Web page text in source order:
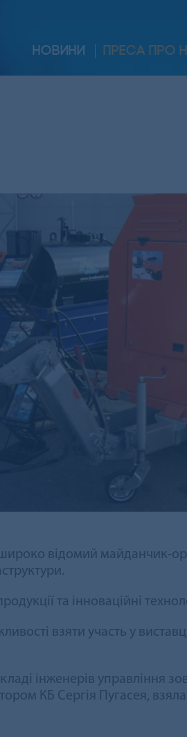
НОВИНИ ПРЕСА ПРО
відомий майданчик-
та інноваційні
взяти участь у
інженерів управління
КБ Сергія Пугасея,